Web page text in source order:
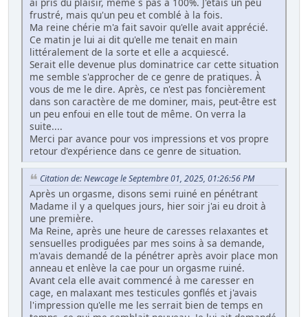
frustré, mais qu'un peu et comblé à la fois.
Ma reine chérie m'a fait savoir qu'elle avait apprécié.
Ce matin je lui ai dit qu'elle me tenait en main
littéralement de la sorte et elle a acquiescé.
Serait elle devenue plus dominatrice car cette situation
me semble s'approcher de ce genre de pratiques. À
vous de me le dire. Après, ce n'est pas foncièrement
dans son caractère de me dominer, mais, peut-être est
un peu enfoui en elle tout de même. On verra la
suite....
Merci par avance pour vos impressions et vos propre
retour d'expérience dans ce genre de situation.
Citation de: Newcage le Septembre 01, 2025, 01:26:56 PM
Après un orgasme, disons semi ruiné en pénétrant
Madame il y a quelques jours, hier soir j'ai eu droit à
une première.
Ma Reine, après une heure de caresses relaxantes et
sensuelles prodiguées par mes soins à sa demande,
m'avais demandé de la pénétrer après avoir place mon
anneau et enlève la cae pour un orgasme ruiné.
Avant cela elle avait commencé à me caresser en
cage, en malaxant mes testicules gonflés et j'avais
l'impression qu'elle me les serrait bien de temps en